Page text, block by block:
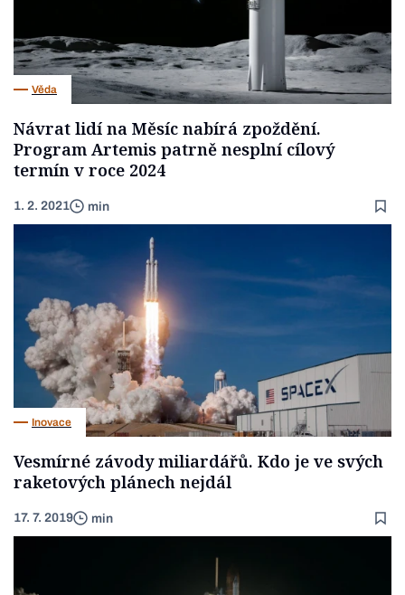
Věda
Návrat lidí na Měsíc nabírá zpoždění.
Program Artemis patrně nesplní cílový
termín v roce 2024
1. 2. 2021 min
Inovace
Vesmírné závody miliardářů. Kdo je ve svých
raketových plánech nejdál
17. 7. 2019 min